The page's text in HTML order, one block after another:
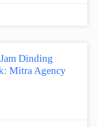
Dinding
Mitra Agency